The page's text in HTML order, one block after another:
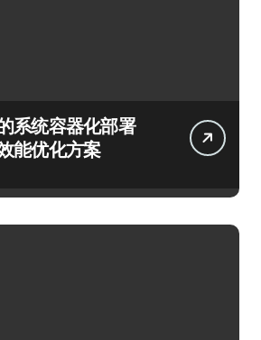
系统容器化部署
能优化方案